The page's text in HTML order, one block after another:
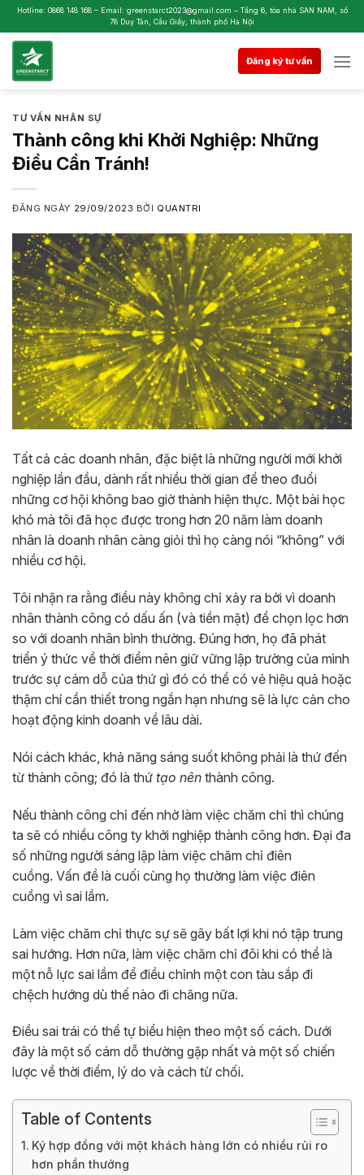
Skip
to
content
Hotline: 0868 148 168 – Email: greenstarct2023@gmail.com – Tầng 6, tòa nhà SAN NAM, số
78 Duy Tân, Cầu Giấy, thành phố Hà Nội
Đăng ký tư vấn
TƯ VẤN NHÂN SỰ
Thành công khi Khởi Nghiệp: Những
Điều Cần Tránh!
ĐĂNG NGÀY 29/09/2023 BỞI QUANTRI
Tất cả các doanh nhân, đặc biệt là những người mới khởi
nghiệp lần đầu, dành rất nhiều thời gian để theo đuổi
những cơ hội không bao giờ thành hiện thực. Một bài học
khó mà tôi đã học được trong hơn 20 năm làm doanh
nhân là doanh nhân càng giỏi thì họ càng nói “không” với
nhiều cơ hội.
Tôi nhận ra rằng điều này không chỉ xảy ra bởi vì doanh
nhân thành công có dấu ấn (và tiền mặt) để chọn lọc hơn
so với doanh nhân bình thường. Đúng hơn, họ đã phát
triển ý thức về thời điểm nên giữ vững lập trường của mình
trước sự cám dỗ của thứ gì đó có thể có vẻ hiệu quả hoặc
thậm chí cần thiết trong ngắn hạn nhưng sẽ là lực cản cho
hoạt động kinh doanh về lâu dài.
Nói cách khác, khả năng sáng suốt không phải là thứ đến
từ thành công; đó là thứ tạo nên thành công.
Nếu thành công chỉ đến nhờ làm việc chăm chỉ thì chúng
ta sẽ có nhiều công ty khởi nghiệp thành công hơn. Đại đa
số những người sáng lập làm việc chăm chỉ điên
cuồng. Vấn đề là cuối cùng họ thường làm việc điên
cuồng vì sai lầm.
Làm việc chăm chỉ thực sự sẽ gây bất lợi khi nó tập trung
sai hướng. Hơn nữa, làm việc chăm chỉ đôi khi có thể là
một nỗ lực sai lầm để điều chỉnh một con tàu sắp đi
chệch hướng dù thế nào đi chăng nữa.
Điều sai trái có thể tự biểu hiện theo một số cách. Dưới
đây là một số cám dỗ thường gặp nhất và một số chiến
lược về thời điểm, lý do và cách từ chối.
Table of Contents
Ký hợp đồng với một khách hàng lớn có nhiều rủi ro
hơn phần thưởng